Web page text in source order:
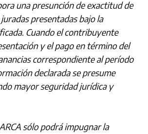
una presunción de exactitud de
presentadas bajo la
Cuando el contribuyente
y el pago en término del
correspondiente al período
declarada se presume
mayor seguridad jurídica y
sólo podrá impugnar la